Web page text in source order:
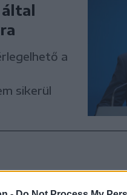
a
sikerül
az